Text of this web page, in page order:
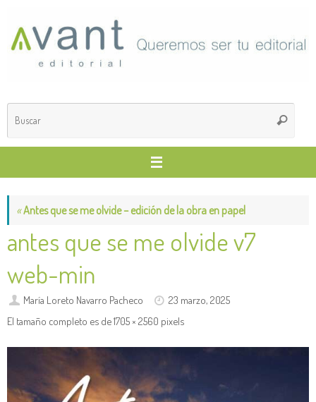
contenido
Buscar
«Antes que se me olvide – edición de la obra en papel
antes que se me olvide v7
web-min
María Loreto Navarro Pacheco
23 marzo, 2025
El tamaño completo es de1705 × 2560 pixels